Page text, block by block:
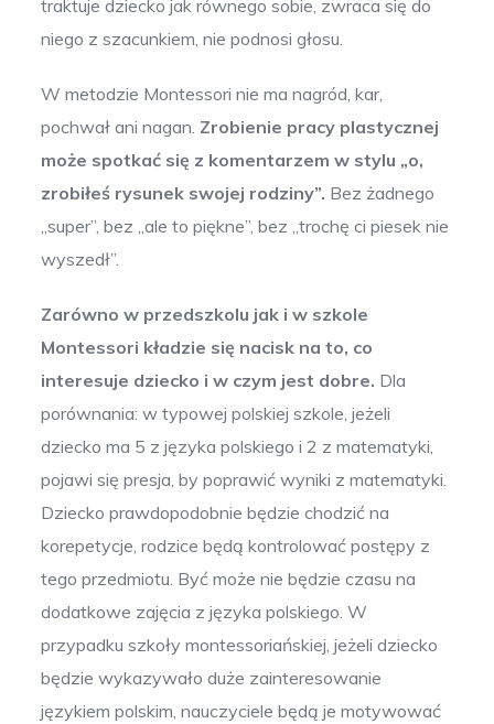
traktuje dziecko jak równego sobie, zwraca się do
niego z szacunkiem, nie podnosi głosu.
W metodzie Montessori nie ma nagród, kar,
pochwał ani nagan. Zrobienie pracy plastycznej
może spotkać się z komentarzem w stylu „o,
zrobiłeś rysunek swojej rodziny”. Bez żadnego
„super”, bez „ale to piękne”, bez „trochę ci piesek nie
wyszedł”.
Zarówno w przedszkolu jak i w szkole
Montessori kładzie się nacisk na to, co
interesuje dziecko i w czym jest dobre. Dla
porównania: w typowej polskiej szkole, jeżeli
dziecko ma 5 z języka polskiego i 2 z matematyki,
pojawi się presja, by poprawić wyniki z matematyki.
Dziecko prawdopodobnie będzie chodzić na
korepetycje, rodzice będą kontrolować postępy z
tego przedmiotu. Być może nie będzie czasu na
dodatkowe zajęcia z języka polskiego. W
przypadku szkoły montessoriańskiej, jeżeli dziecko
będzie wykazywało duże zainteresowanie
językiem polskim, nauczyciele będą je motywować